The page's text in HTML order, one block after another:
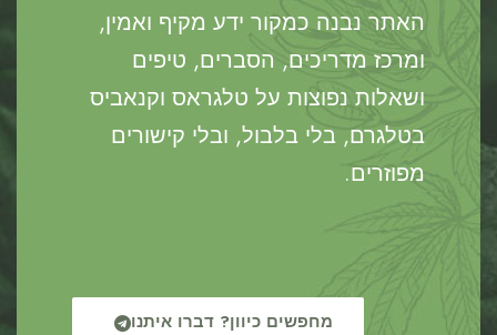
האתר נבנה כמקור ידע מקיף ואמין,
ומרכז מדריכים, הסברים, טיפים
ושאלות נפוצות על טלגראס וקנאביס
בטלגרם, בלי בלבול, ובלי קישורים
מפוזרים.
מחפשים כיוון? דברו איתנו